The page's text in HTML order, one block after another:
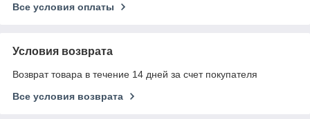
Все условия оплаты
Условия возврата
Возврат товара в течение 14 дней за счет покупателя
Все условия возврата